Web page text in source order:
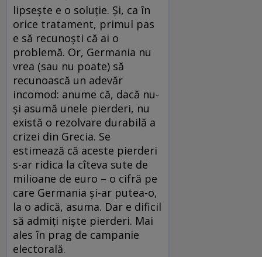
lipsește e o soluție. Și, ca în
orice tratament, primul pas
e să recunoști că ai o
problemă. Or, Germania nu
vrea (sau nu poate) să
recunoască un adevăr
incomod: anume că, dacă nu-
și asumă unele pierderi, nu
există o rezolvare durabilă a
crizei din Grecia. Se
estimează că aceste pierderi
s-ar ridica la cîteva sute de
milioane de euro – o cifră pe
care Germania și-ar putea-o,
la o adică, asuma. Dar e dificil
să admiți niște pierderi. Mai
ales în prag de campanie
electorală.